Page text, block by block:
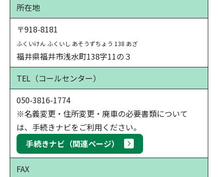
所在地
〒918-8181
ふくいけん ふくいし あそうずちょう 138 あざ
福井県福井市浅水町138字11の３
TEL（コールセンター）
050-3816-1774
※名義変更・住所変更・廃車の必要書類について
は、手続きナビをご利用ください。
手続きナビ（関連ページ）
FAX